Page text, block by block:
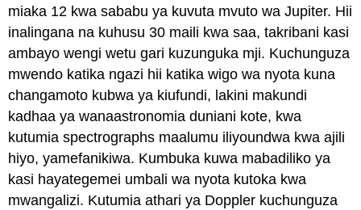
miaka 12 kwa sababu ya kuvuta mvuto wa Jupiter. Hii
inalingana na kuhusu 30 maili kwa saa, takribani kasi
ambayo wengi wetu gari kuzunguka mji. Kuchunguza
mwendo katika ngazi hii katika wigo wa nyota kuna
changamoto kubwa ya kiufundi, lakini makundi
kadhaa ya wanaastronomia duniani kote, kwa
kutumia spectrographs maalumu iliyoundwa kwa ajili
hiyo, yamefanikiwa. Kumbuka kuwa mabadiliko ya
kasi hayategemei umbali wa nyota kutoka kwa
mwangalizi. Kutumia athari ya Doppler kuchunguza